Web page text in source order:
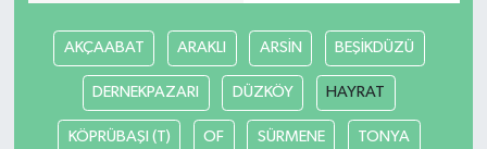
AKÇAABAT ARAKLI ARSİN BEŞİKDÜZÜ
DERNEKPAZARI DÜZKÖY HAYRAT
KÖPRÜBAŞI (T) OF SÜRMENE TONYA